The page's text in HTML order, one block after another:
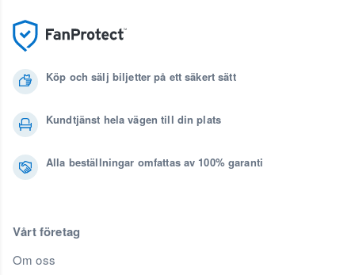
Köp och sälj biljetter på ett säkert sätt
Kundtjänst hela vägen till din plats
Alla beställningar omfattas av 100% garanti
Vårt företag
Om oss